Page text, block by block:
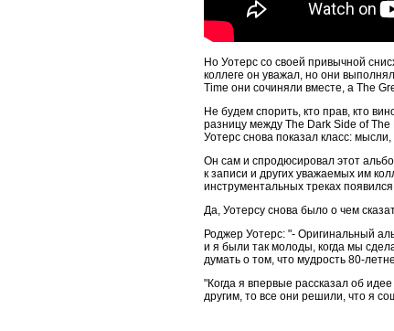
Но Уотерс со своей привычной
коллеге он уважал, но они
Time они сочиняли вместе, а The
Не будем спорить, кто прав, кто
разницу между The Dark Side of
Уотерс снова показал класс:
Он сам и спродюсировал этот
к записи и других уважаемых им
инструментальных треках появился
Да, Уотерсу снова было о чем
Роджер Уотерс: "- Оригинальный
и я были так молоды, когда мы
думать о том, что мудрость 80-
"Когда я впервые рассказал об
другим, то все они решили, что я